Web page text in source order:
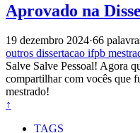
Aprovado na
19 dezembro 2024·66
outros dissertacao ifpb
Salve Salve Pessoal! Agora
compartilhar com vocês que
mestrado!
↑
TAGS